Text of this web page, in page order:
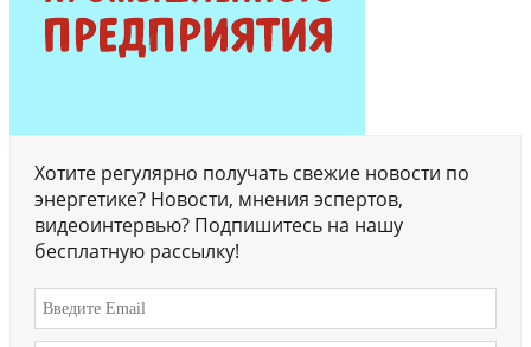
Хотите регулярно получать свежие новости по
энергетике? Новости, мнения эспертов,
видеоинтервью? Подпишитесь на нашу
бесплатную рассылку!